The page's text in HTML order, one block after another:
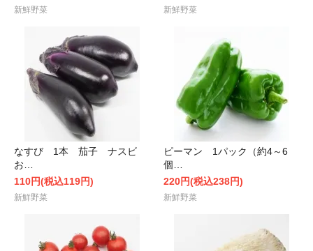
新鮮野菜 新鮮野菜
なすび 1本 茄子 ナスビ
お…
110円(税込119円)
新鮮野菜
ピーマン 1パック（約4～6
個…
220円(税込238円)
新鮮野菜